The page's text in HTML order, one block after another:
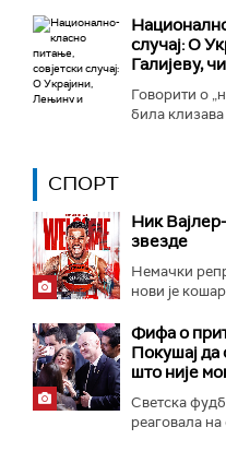
случај: О
Галијеву,
Говорити о
била
СПОРТ
Ник
звезде
Немачки
нови је
Фифа о
Покушај да
што није
Светска
реаговала на